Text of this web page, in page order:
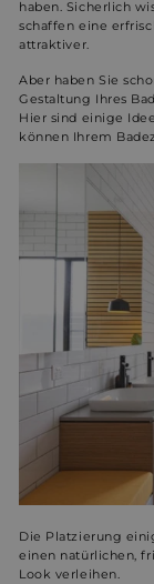
haben. Sicherlich
schaffen eine
attraktiver.
Aber haben Sie
Gestaltung Ihres
Hier sind einige
können Ihrem
Die Platzierung
einen natürlichen,
Look verleihen.